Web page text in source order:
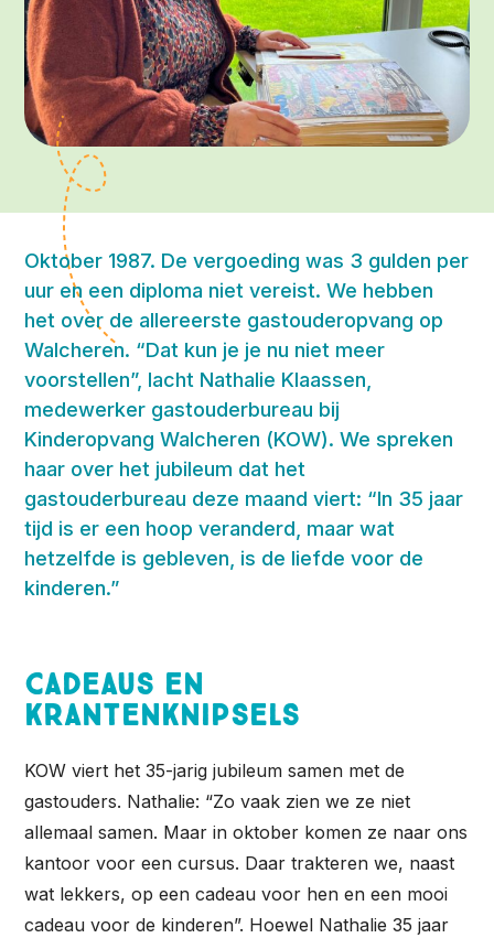
Oktober 1987. De vergoeding was 3 gulden per
uur en een diploma niet vereist. We hebben
het over de allereerste gastouderopvang op
Walcheren. “Dat kun je je nu niet meer
voorstellen”, lacht Nathalie Klaassen,
medewerker gastouderbureau bij
Kinderopvang Walcheren (KOW). We spreken
haar over het jubileum dat het
gastouderbureau deze maand viert: “In 35 jaar
tijd is er een hoop veranderd, maar wat
hetzelfde is gebleven, is de liefde voor de
kinderen.”
Cadeaus en
krantenknipsels
KOW viert het 35-jarig jubileum samen met de
gastouders. Nathalie: “Zo vaak zien we ze niet
allemaal samen. Maar in oktober komen ze naar ons
kantoor voor een cursus. Daar trakteren we, naast
wat lekkers, op een cadeau voor hen en een mooi
cadeau voor de kinderen”. Hoewel Nathalie 35 jaar